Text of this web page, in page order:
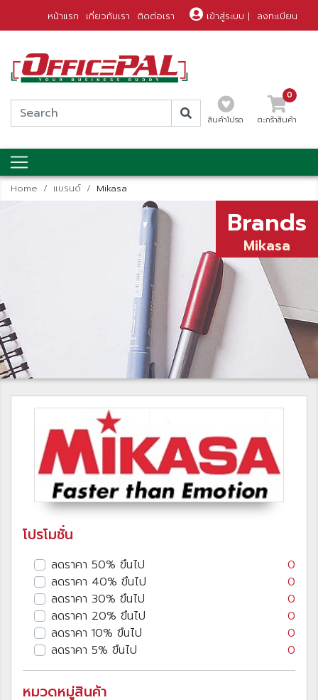
เข้าสู่ระบบ | ลงทะเบียน
หน้าแรก เกี่ยวกับเรา ติดต่อเรา
สินค้าโปรด ตะกร้าสินค้า
0
Home แบรนด์ Mikasa
Brands
Mikasa
โปรโมชั่น
ลดราคา 50% ขึนไป
0
ลดราคา 40% ขึนไป
0
ลดราคา 30% ขึนไป
0
ลดราคา 20% ขึนไป
0
ลดราคา 10% ขึนไป
0
ลดราคา 5% ขึนไป
0
หมวดหมู่สินค้า